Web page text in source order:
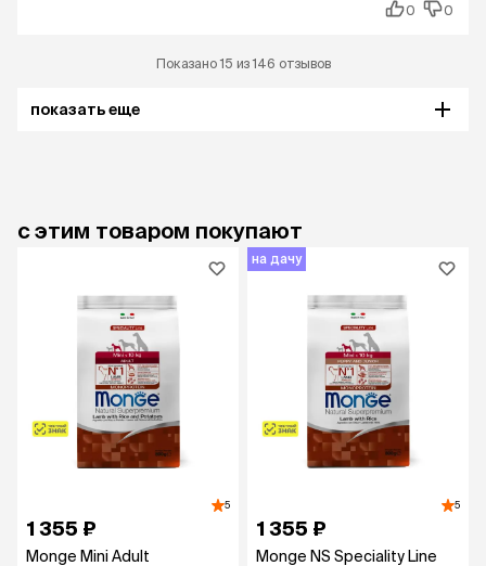
0
0
Показано 15 из 146 отзывов
показать еще
с этим товаром покупают
5
1 355 ₽
Monge Mini Adult
на дачу
5
1 355 ₽
Monge NS Speciality Line